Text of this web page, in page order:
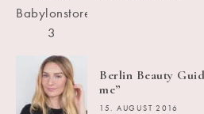
Berlin Beauty
me”
15. AUGUST 2016